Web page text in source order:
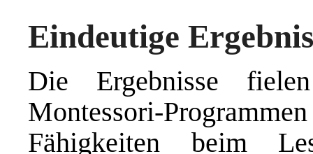
Eindeutige
Die Ergebnisse
Montessori-
Fähigkeiten beim